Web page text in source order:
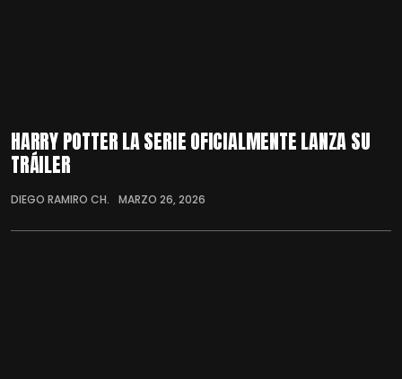
HARRY POTTER LA SERIE OFICIALMENTE LANZA SU
TRÁILER
DIEGO RAMIRO CH. MARZO 26, 2026